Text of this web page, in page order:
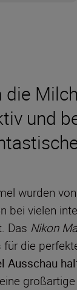
und
wurden
vielen
Das Nikon
die